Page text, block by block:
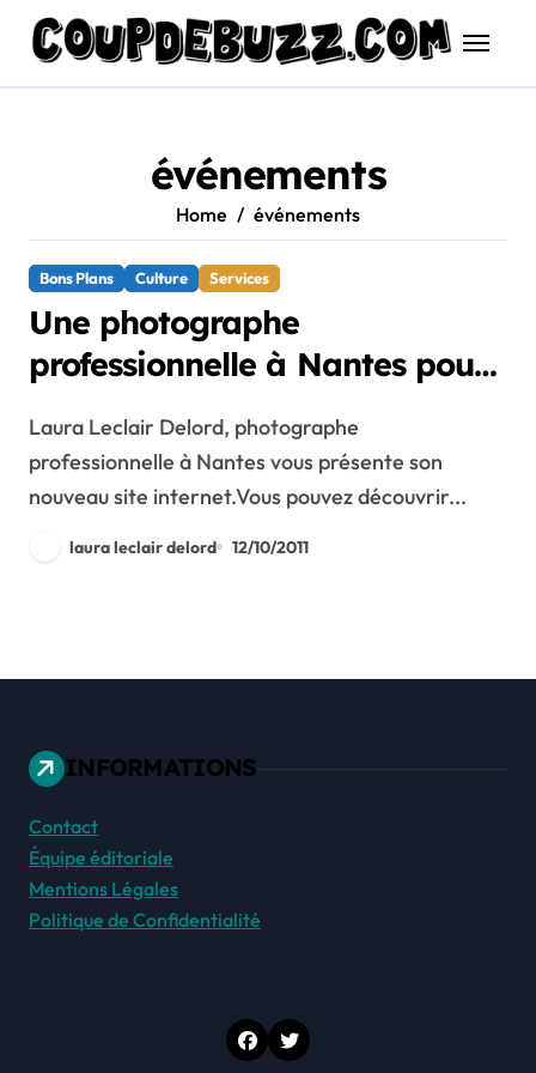
content
événements
Home événements
Bons Plans Culture Services
Une photographe
professionnelle à Nantes pour
Laura Leclair Delord, photographe
professionnelle à Nantes vous présente son
nouveau site internet.Vous pouvez découvrir...
laura leclair delord 12/10/2011
INFORMATIONS
Contact
Équipe éditoriale
Mentions Légales
Politique de Confidentialité